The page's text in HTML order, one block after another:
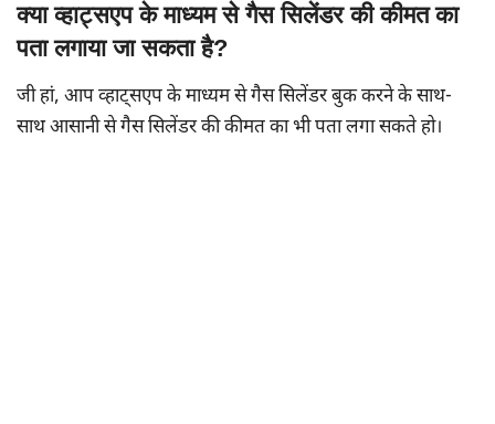
क्या व्हाट्सएप के माध्यम से गैस सिलेंडर की कीमत का
पता लगाया जा सकता है?
जी हां, आप व्हाट्सएप के माध्यम से गैस सिलेंडर बुक करने के साथ-
साथ आसानी से गैस सिलेंडर की कीमत का भी पता लगा सकते हो।